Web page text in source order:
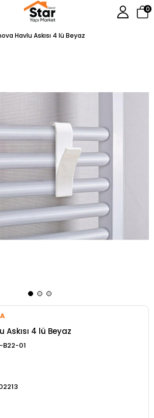
0
Havlu Askısı 4 lü Beyaz
4 lü Beyaz
01